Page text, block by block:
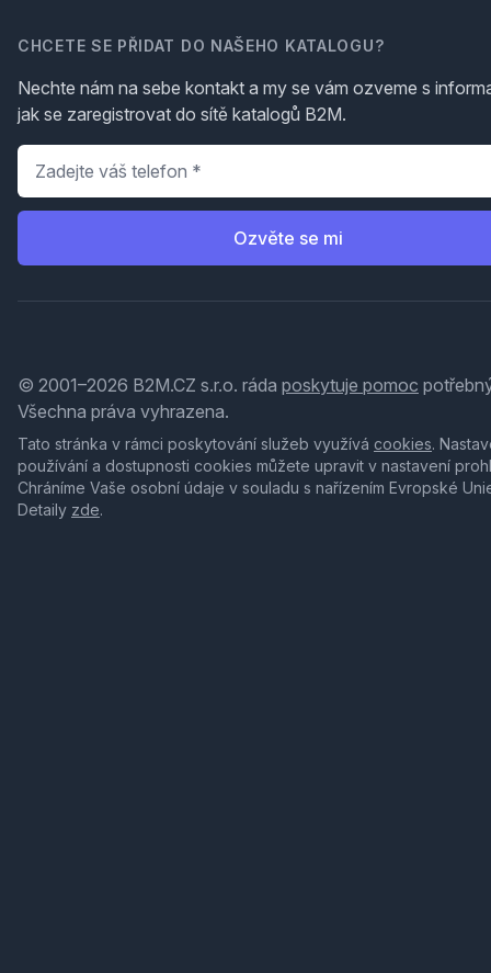
CHCETE SE PŘIDAT DO NAŠEHO KATALOGU?
Nechte nám na sebe kontakt a my se vám ozveme s
jak se zaregistrovat do sítě katalogů B2M.
Telefon
Ozvěte se mi
© 2001–2026 B2M.CZ s.r.o. ráda poskytuje pomoc
Všechna práva vyhrazena.
Tato stránka v rámci poskytování služeb využívá cookies.
používání a dostupnosti cookies můžete upravit v nastavení
Chráníme Vaše osobní údaje v souladu s nařízením Evropské
Detaily zde.